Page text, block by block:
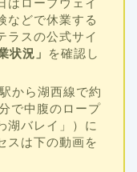
はロープウェイ
などで休業する
ラスの公式サイ
状況」
を確認し
から湖西線で約
で中腹のロープ
湖バレイ」）に
スは下の動画を